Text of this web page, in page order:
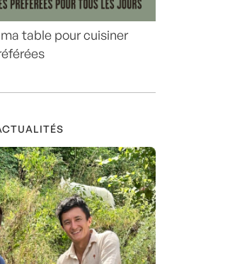
table pour cuisiner